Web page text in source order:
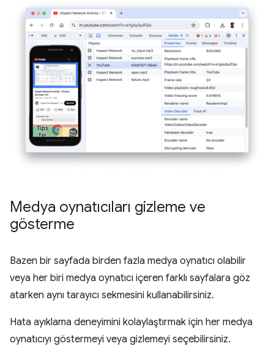
Medya oynatıcıları gizleme ve
gösterme
Bazen bir sayfada birden fazla medya oynatıcı olabilir
veya her biri medya oynatıcı içeren farklı sayfalara göz
atarken aynı tarayıcı sekmesini kullanabilirsiniz.
Hata ayıklama deneyimini kolaylaştırmak için her medya
oynatıcıyı göstermeyi veya gizlemeyi seçebilirsiniz.